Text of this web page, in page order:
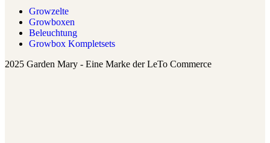
Growzelte
Growboxen
Beleuchtung
Growbox Kompletsets
2025 Garden Mary - Eine Marke der LeTo Commerce